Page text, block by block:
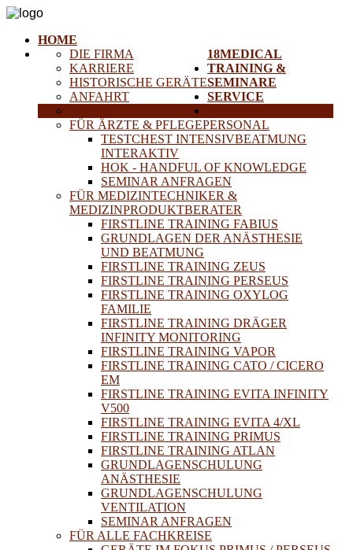
HOME
18MEDICAL
DIE FIRMA
KARRIERE
HISTORISCHE GERÄTE
ANFAHRT
TRAINING &
SEMINARE
FÜR ÄRZTE & PFLEGEPERSONAL
TESTCHEST INTENSIVBEATMUNG
INTERAKTIV
HOK - HANDFUL OF KNOWLEDGE
SEMINAR ANFRAGEN
FÜR MEDIZINTECHNIKER &
MEDIZINPRODUKTBERATER
FIRSTLINE TRAINING FABIUS
GRUNDLAGEN DER ANÄSTHESIE
UND BEATMUNG
FIRSTLINE TRAINING ZEUS
FIRSTLINE TRAINING PERSEUS
FIRSTLINE TRAINING OXYLOG
FAMILIE
FIRSTLINE TRAINING DRÄGER
INFINITY MONITORING
FIRSTLINE TRAINING VAPOR
FIRSTLINE TRAINING CATO / CICERO
EM
FIRSTLINE TRAINING EVITA INFINITY
V500
FIRSTLINE TRAINING EVITA 4/XL
FIRSTLINE TRAINING PRIMUS
FIRSTLINE TRAINING ATLAN
GRUNDLAGENSCHULUNG
ANÄSTHESIE
GRUNDLAGENSCHULUNG
VENTILATION
SEMINAR ANFRAGEN
FÜR ALLE FACHKREISE
SERVICE